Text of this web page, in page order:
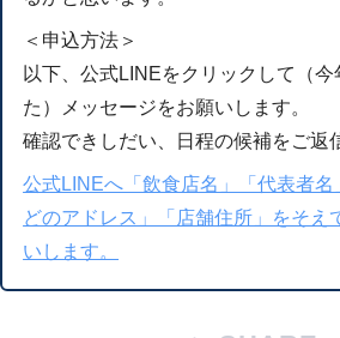
＜申込方法＞
以下、公式LINEをクリックして（
た）メッセージをお願いします。
確認できしだい、日程の候補をご返
公式LINEへ「飲食店名」「代表者
どのアドレス」「店舗住所」をそえ
いします。